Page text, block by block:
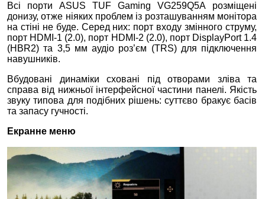
Всі порти ASUS TUF Gaming VG259Q5A
розміщені
донизу, отже ніяких проблем із розташуванням монітора
на стіні не буде. Серед них: порт входу змінного струму,
порт HDMI-1 (2.0), порт HDMI-2 (2.0), порт DisplayPort 1.4
(HBR2) та 3,5 мм аудіо роз’єм (TRS) для підключення
навушників.
Вбудовані динаміки сховані під отворами зліва та
справа від нижньої інтерфейсної частини панелі. Якість
звуку типова для подібних рішень: суттєво бракує басів
та запасу гучності.
Екранне меню